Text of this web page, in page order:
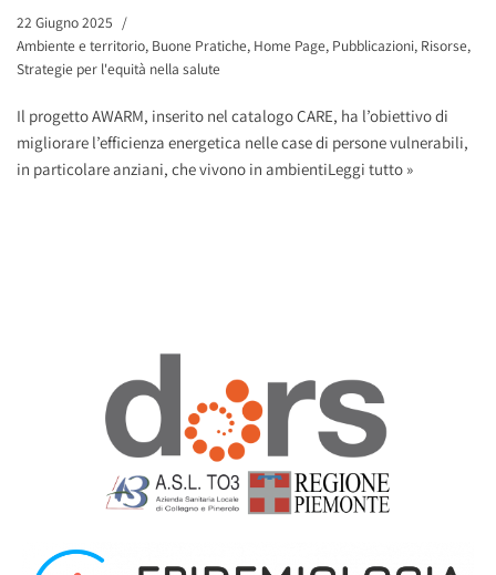
22 Giugno 2025
Ambiente e territorio, Buone Pratiche, Home Page, Pubblicazioni, Risorse,
Strategie per l'equità nella salute
Il progetto AWARM, inserito nel catalogo CARE, ha l’obiettivo di
migliorare l’efficienza energetica nelle case di persone vulnerabili,
in particolare anziani, che vivono in ambientiLeggi tutto »